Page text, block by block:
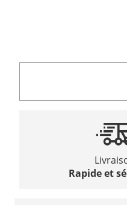
Rapide et